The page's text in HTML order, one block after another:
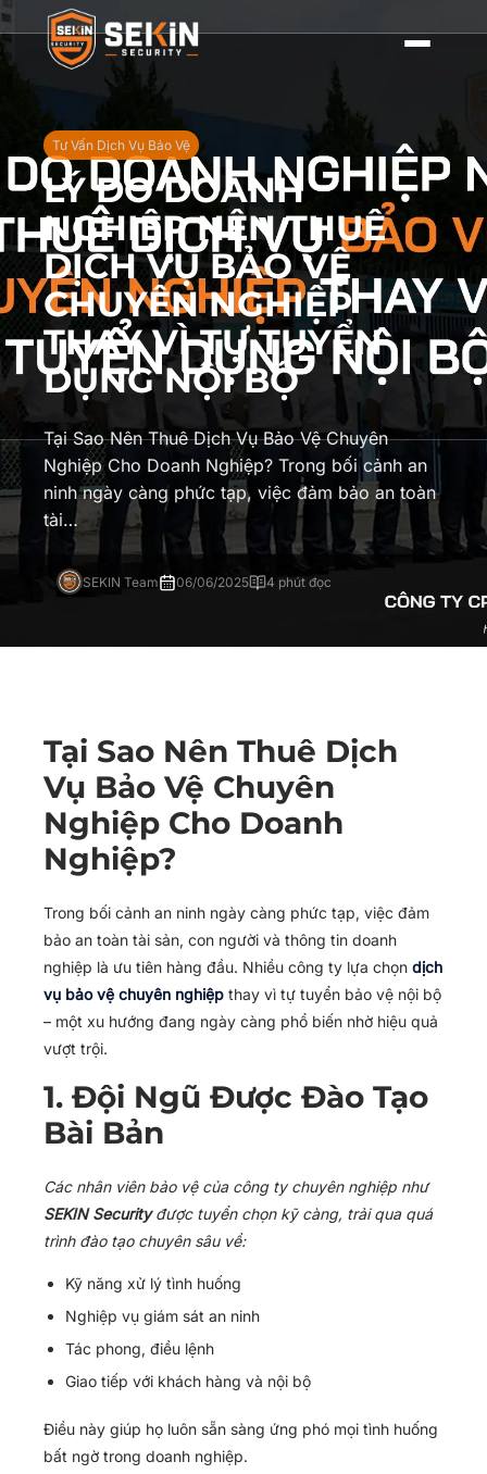
Tư Vấn Dịch Vụ Bảo Vệ
LÝ DO DOANH
NGHIỆP NÊN THUÊ
DỊCH VỤ BẢO VỆ
CHUYÊN NGHIỆP
THAY VÌ TỰ TUYỂN
DỤNG NỘI BỘ
Tại Sao Nên Thuê Dịch Vụ Bảo Vệ Chuyên
Nghiệp Cho Doanh Nghiệp? Trong bối cảnh an
ninh ngày càng phức tạp, việc đảm bảo an toàn
tài…
SEKIN Team 06/06/2025 4 phút đọc
Tại Sao Nên Thuê Dịch
Vụ Bảo Vệ Chuyên
Nghiệp Cho Doanh
Nghiệp?
Trong bối cảnh an ninh ngày càng phức tạp, việc đảm
bảo an toàn tài sản, con người và thông tin doanh
nghiệp là ưu tiên hàng đầu. Nhiều công ty lựa chọn dịch
vụ bảo vệ chuyên nghiệp thay vì tự tuyển bảo vệ nội bộ
– một xu hướng đang ngày càng phổ biến nhờ hiệu quả
vượt trội.
1. Đội Ngũ Được Đào Tạo
Bài Bản
Các nhân viên bảo vệ của công ty chuyên nghiệp như
SEKIN Securityđược tuyển chọn kỹ càng, trải qua quá
trình đào tạo chuyên sâu về:
Kỹ năng xử lý tình huống
Nghiệp vụ giám sát an ninh
Tác phong, điều lệnh
Giao tiếp với khách hàng và nội bộ
Điều này giúp họ luôn sẵn sàng ứng phó mọi tình huống
bất ngờ trong doanh nghiệp.